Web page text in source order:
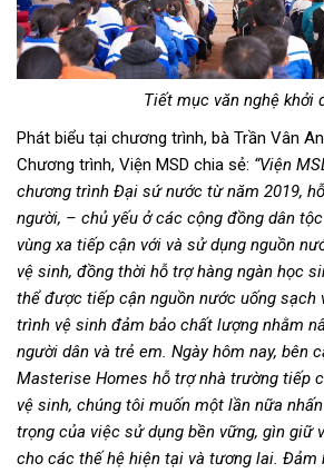
Tiết mục văn nghệ khởi
Phát biểu tại chương trình, bà Trần Vân
Chương trình, Viện MSD chia sẻ: “Viện
chương trình Đại sứ nước từ năm 2019,
người, – chủ yếu ở các cộng đồng dân
vùng xa tiếp cận với và sử dụng nguồn
vệ sinh, đồng thời hỗ trợ hàng ngàn học
thể được tiếp cận nguồn nước uống sạch
trình vệ sinh đảm bảo chất lượng nhằm
người dân và trẻ em. Ngày hôm nay, bên
Masterise Homes hỗ trợ nhà trường tiếp
vệ sinh, chúng tôi muốn một lần nữa
trọng của việc sử dụng bền vững, gìn giữ
cho các thế hệ hiện tại và tương lai. Đảm